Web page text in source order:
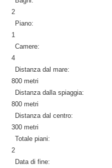
2
Piano:
1
Camere:
4
Distanza dal mare:
800 metri
Distanza dalla spiaggia:
800 metri
Distanza dal centro:
300 metri
Totale piani:
2
Data di fine: